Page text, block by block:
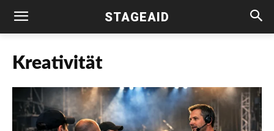
STAGEAID
Kreativität